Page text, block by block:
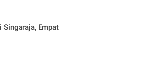
Singaraja, Empat